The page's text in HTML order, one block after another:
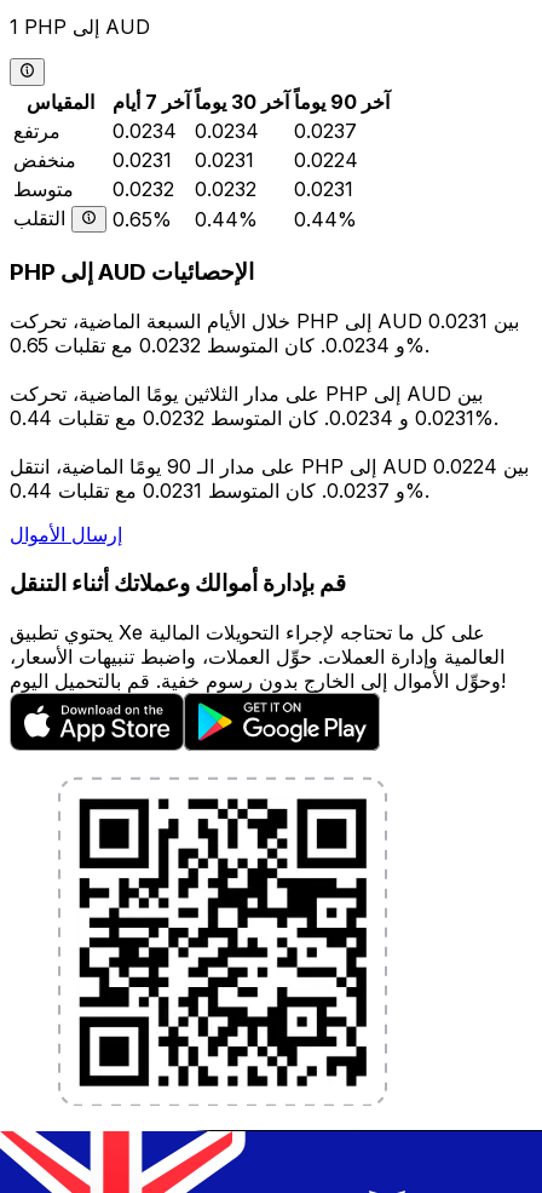
1 PHP إلى AUD
المقياس آخر 7 أيام آخر 30 يوماً
آخر 90 يوماً
مرتفع
0.0234 0.0234
0.0237
منخفض
0.0231 0.0231
0.0224
متوسط
0.0232 0.0232
0.0231
التقلب
0.65% 0.44% 0.44%
PHP إلى AUD الإحصائيات
خلال الأيام السبعة الماضية، تحركت PHP إلى AUD بين 0.0231
و 0.0234. كان المتوسط 0.0232 مع تقلبات 0.65%.
على مدار الثلاثين يومًا الماضية، تحركت PHP إلى AUD بين
0.0231 و 0.0234. كان المتوسط 0.0232 مع تقلبات 0.44%.
على مدار الـ 90 يومًا الماضية، انتقل PHP إلى AUD بين 0.0224
و 0.0237. كان المتوسط 0.0231 مع تقلبات 0.44%.
إرسال الأموال
قم بإدارة أموالك وعملاتك أثناء التنقل
يحتوي تطبيق Xe على كل ما تحتاجه لإجراء التحويلات المالية
العالمية وإدارة العملات. حوِّل العملات، واضبط تنبيهات الأسعار،
وحوِّل الأموال إلى الخارج بدون رسوم خفية. قم بالتحميل اليوم!